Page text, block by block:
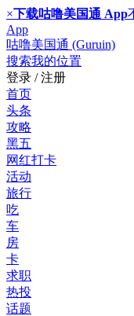
×下载咕噜美国通 App
App
咕噜美国通 (Guruin)
搜索我的位置
登录 / 注册
首页
头条
攻略
黑五
网红打卡
活动
旅行
吃
车
房
卡
求职
热投
话题